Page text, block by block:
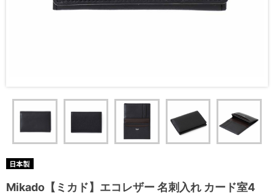
Mikado【ミカド】エコレザー 名刺入れ カード室4